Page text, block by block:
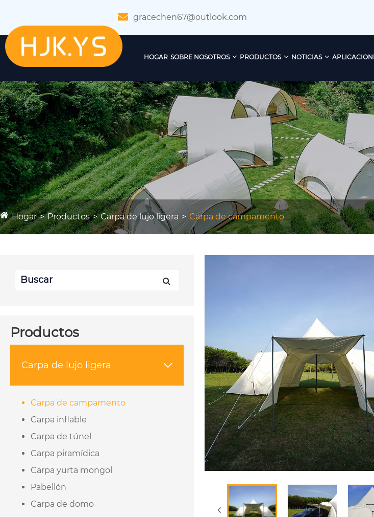
gracechen67@outlook.com
HOGAR SOBRE NOSOTROS PRODUCTOS NOTICIAS
Hogar Productos Carpa de lujo ligera Carpa de campamento
Productos
Carpa de lujo ligera 
Carpa de campamento
Carpa inflable
Carpa de túnel
Carpa piramídica
Carpa yurta mongol
Pabellón
Carpa de domo